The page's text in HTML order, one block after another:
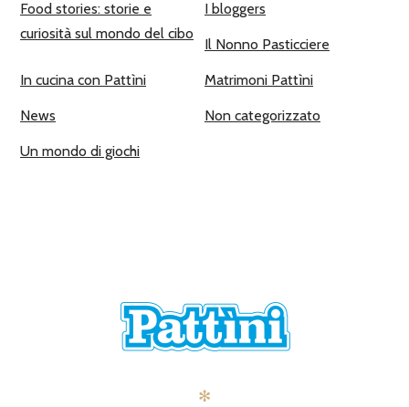
Food stories: storie e
curiosità sul mondo del cibo
I bloggers
Il Nonno Pasticciere
In cucina con Pattìni Matrimoni Pattìni
News Non categorizzato
Un mondo di giochi
✻